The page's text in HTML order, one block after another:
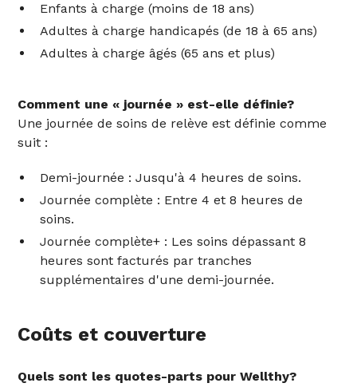
Enfants à charge (moins de 18 ans)
Adultes à charge handicapés (de 18 à 65 ans)
Adultes à charge âgés (65 ans et plus)
Comment une « journée » est-elle définie?
Une journée de soins de relève est définie comme
suit :
Demi-journée : Jusqu'à 4 heures de soins.
Journée complète : Entre 4 et 8 heures de
soins.
Journée complète+ : Les soins dépassant 8
heures sont facturés par tranches
supplémentaires d'une demi-journée.
Coûts et couverture
Quels sont les quotes-parts pour Wellthy?